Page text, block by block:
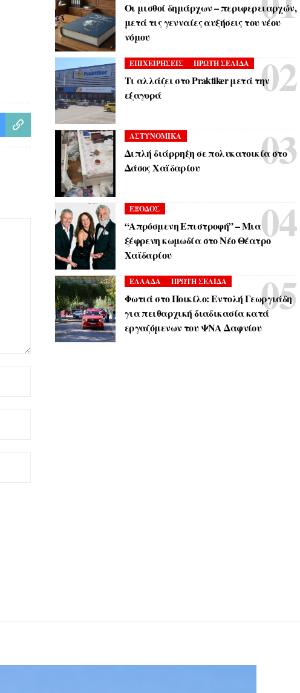
Οι μισθοί δημάρχων – περιφερειαρχών,
μετά τις γενναίες αυξήσεις του νέου
νόμου
ΕΠΙΧΕΙΡΗΣΕΙΣ ΠΡΩΤΗ ΣΕΛΙΔΑ
Τι αλλάζει στο Praktiker μετά την
εξαγορά
ΑΣΤΥΝΟΜΙΚΑ
Διπλή διάρρηξη σε πολυκατοικία στο
Δάσος Χαϊδαρίου
ΕΞΟΔΟΣ
“Απρόσμενη Επιστροφή” – Μια
ξέφρενη κωμωδία στο Νέο Θέατρο
Χαϊδαρίου
ΕΛΛΑΔΑ ΠΡΩΤΗ ΣΕΛΙΔΑ
Φωτιά στο Ποικίλο: Εντολή Γεωργιάδη
για πειθαρχική διαδικασία κατά
εργαζόμενων του ΨΝΑ Δαφνίου